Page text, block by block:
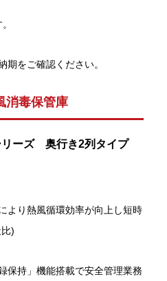
をご確認ください。
消毒保管庫
ーズ 奥行き2列タイプ
より熱風循環効率が向上し短時
)
保持」機能搭載で安全管理業務